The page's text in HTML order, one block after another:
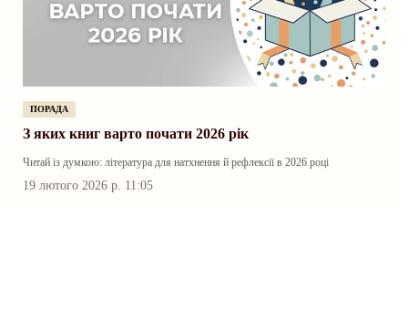
ПОРАДА
З яких книг варто почати 2026 рік
Читай із думкою: література для натхнення й рефлексії в 2026 році
19 лютого 2026 р. 11:05